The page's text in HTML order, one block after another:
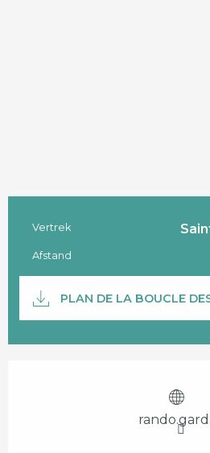
Praktische
Vertrek
Afstand
Documentatie
PLAN DE LA BOUCLE